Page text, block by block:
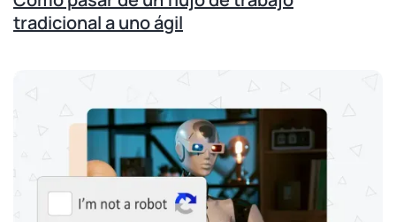
tradicional a uno ágil